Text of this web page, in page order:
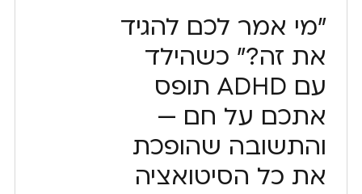
"מי אמר לכם להגיד
את זה?" כשהילד
עם ADHD תופס
אתכם על חם —
והתשובה שהופכת
את כל הסיטואציה